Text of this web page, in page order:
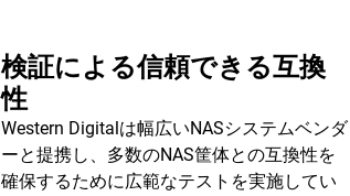
検証による信頼できる互換
性
Western Digitalは幅広いNASシステムベンダ
ーと提携し、多数のNAS筐体との互換性を
確保するために広範なテストを実施してい